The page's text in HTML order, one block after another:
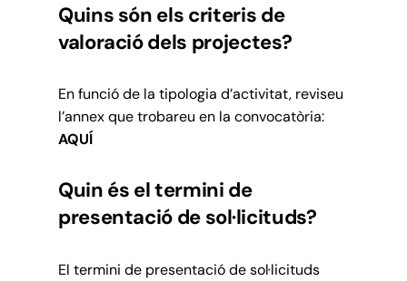
Quins són els criteris de
valoració dels projectes?
En funció de la tipologia d’activitat, reviseu
l’annex que trobareu en la convocatòria:
AQUÍ
Quin és el termini de
presentació de sol·licituds?
El termini de presentació de sol·licituds